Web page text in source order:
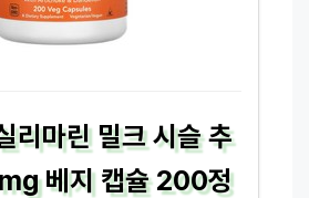
리마린 밀크 시슬 추
베지 캡슐 200정